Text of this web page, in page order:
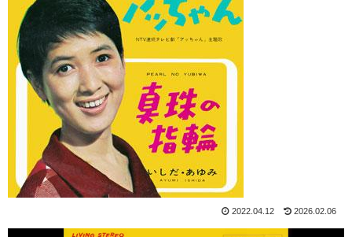
2022.04.12 2026.02.06